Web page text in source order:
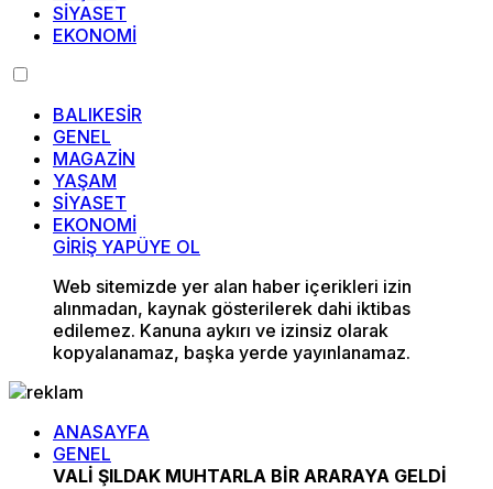
SİYASET
EKONOMİ
BALIKESİR
GENEL
MAGAZİN
YAŞAM
SİYASET
EKONOMİ
GİRİŞ YAPÜYE OL
Web sitemizde yer alan haber içerikleri izin
alınmadan, kaynak gösterilerek dahi iktibas
edilemez. Kanuna aykırı ve izinsiz olarak
kopyalanamaz, başka yerde yayınlanamaz.
ANASAYFA
GENEL
VALİ ŞILDAK MUHTARLA BİR ARARAYA GELDİ